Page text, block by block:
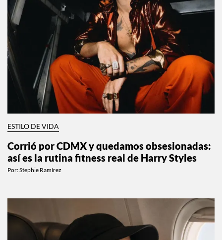
ESTILO DE VIDA
Corrió por CDMX y quedamos obsesionadas:
así es la rutina fitness real de Harry Styles
Por:Stephie Ramírez